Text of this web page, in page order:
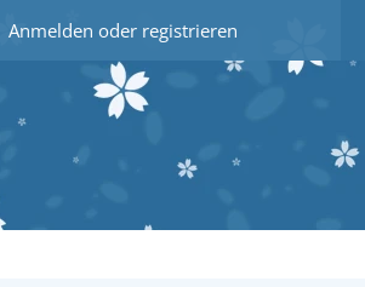
Anmelden oder registrieren